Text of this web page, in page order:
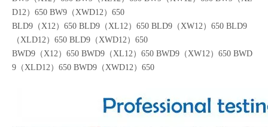
2）650BL9（XWD12）650
BW9（X12）650 BW9（XL12）650 BW9（XW12）650 BW9（XL
D12）650 BW9（XWD12）650
BLD9（X12）650 BLD9（XL12）650 BLD9（XW12）650 BLD9
（XLD12）650 BLD9（XWD12）650
9（XLD12）650 BWD9（XWD12）650